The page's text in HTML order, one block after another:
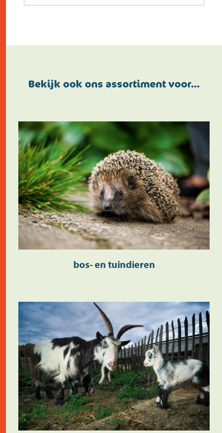
Bekijk ook ons assortiment voor…
bos- en tuindieren